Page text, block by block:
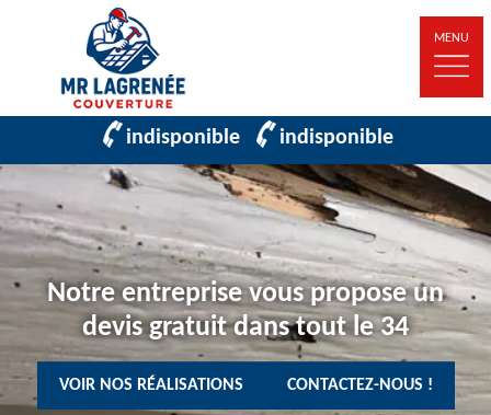
MENU
indisponible indisponible
Notre entreprise vous propose un
devis gratuit dans tout le 34
VOIR NOS RÉALISATIONS CONTACTEZ-NOUS !